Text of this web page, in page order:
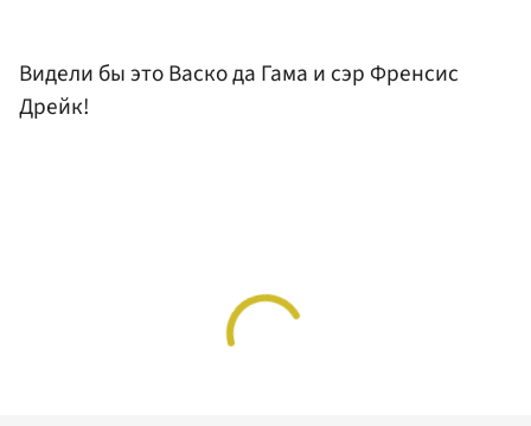
Видели бы это Васко да Гама и сэр Френсис
Дрейк!